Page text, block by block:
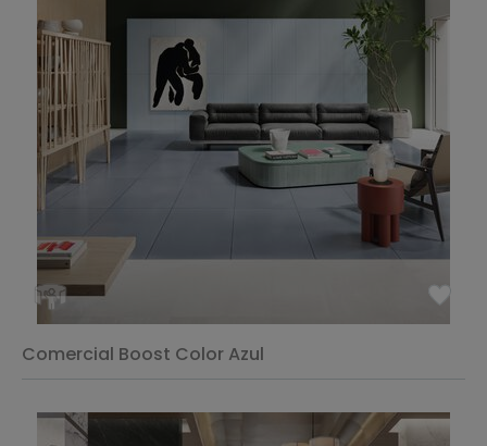
Comercial Boost Color Azul